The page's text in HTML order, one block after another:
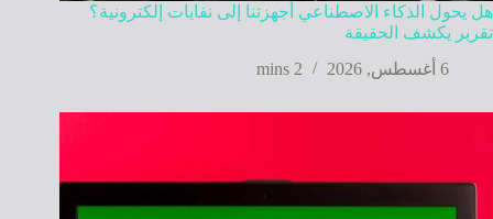
هل يحول الذكاء الاصطناعي أجهزتنا إلى نفايات إلكترونية؟
تقرير يكشف الحقيقة
6 أغسطس, 2026
2 mins